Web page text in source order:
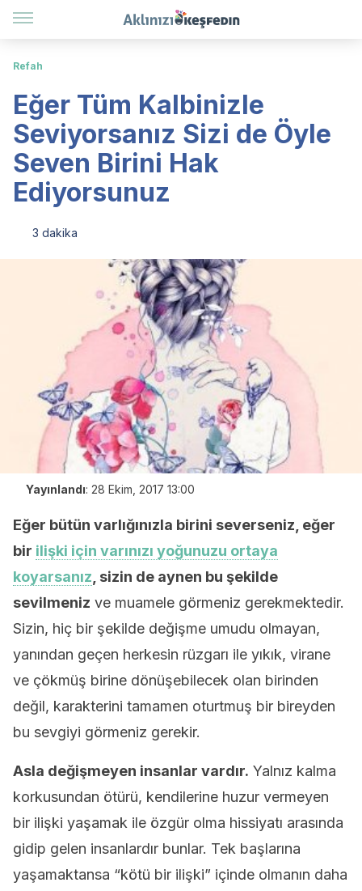
Refah
Eğer Tüm Kalbinizle
Seviyorsanız Sizi de Öyle
Seven Birini Hak
Ediyorsunuz
3 dakika
Yayınlandı: 28 Ekim, 2017 13:00
Eğer bütün varlığınızla birini severseniz, eğer
bir ilişki için varınızı yoğunuzu ortaya
koyarsanız , sizin de aynen bu şekilde
sevilmeniz ve muamele görmeniz gerekmektedir.
Sizin, hiç bir şekilde değişme umudu olmayan,
yanından geçen herkesin rüzgarı ile yıkık, virane
ve çökmüş birine dönüşebilecek olan birinden
değil, karakterini tamamen oturtmuş bir bireyden
bu sevgiyi görmeniz gerekir.
Asla değişmeyen insanlar vardır. Yalnız kalma
korkusundan ötürü, kendilerine huzur vermeyen
bir ilişki yaşamak ile özgür olma hissiyatı arasında
gidip gelen insanlardır bunlar. Tek başlarına
yaşamaktansa “kötü bir ilişki” içinde olmanın daha